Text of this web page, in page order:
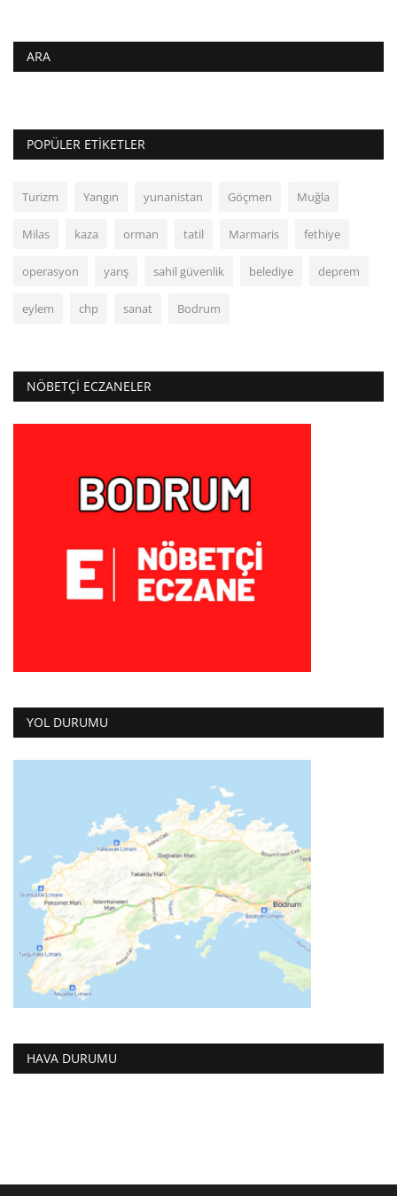
ARA
POPÜLER ETIKETLER
Turizm Yangın yunanistan Göçmen Muğla
Milas kaza orman tatil Marmaris fethiye
operasyon yarış sahil güvenlik belediye deprem
eylem chp sanat Bodrum
NÖBETÇI ECZANELER
YOL DURUMU
HAVA DURUMU